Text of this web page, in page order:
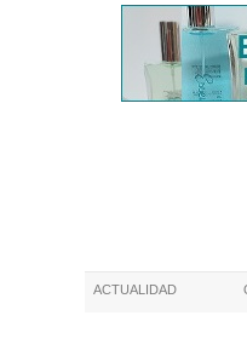
ACTUALIDAD